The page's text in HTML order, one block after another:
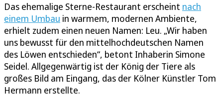
Das ehemalige Sterne-Restaurant erscheint nach
einem Umbau in warmem, modernen Ambiente,
erhielt zudem einen neuen Namen: Leu. „Wir haben
uns bewusst für den mittelhochdeutschen Namen
des Löwen entschieden“, betont Inhaberin Simone
Seidel. Allgegenwärtig ist der König der Tiere als
großes Bild am Eingang, das der Kölner Künstler Tom
Hermann erstellte.